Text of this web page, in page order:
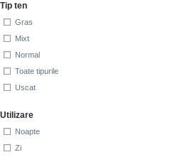
Tip ten
Gras
Mixt
Normal
Toate tipurile
Uscat
Utilizare
Noapte
Zi